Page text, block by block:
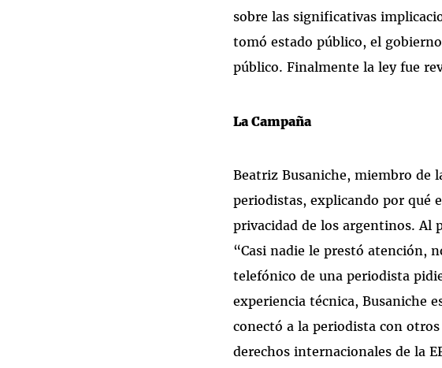
sobre las significativas
tomó estado público, el
público. Finalmente la ley fue
La Campaña
Beatriz Busaniche, miembro de
periodistas, explicando por qué
privacidad de los argentinos. Al
“Casi nadie le prestó atención,
telefónico de una periodista
experiencia técnica, Busaniche
conectó a la periodista con
derechos internacionales de la